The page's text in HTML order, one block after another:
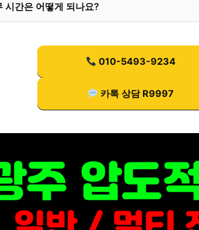
시간은 어떻게 되나요?
010-5493-9234
카톡 상담 R9997